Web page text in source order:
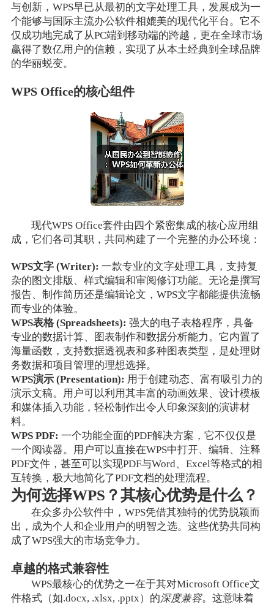
与创新，WPS早已从最初的文字处理工具，发展成为一
个能够与国际主流办公软件相媲美的现代化平台。它不
仅成功地完成了从PC端到移动端的跨越，更在全球市场
赢得了数亿用户的信赖，实现了从本土经典到全球品牌
的华丽蜕变。
WPS Office的核心组件
现代WPS Office套件由四个紧密集成的核心应用组
成，它们各司其职，共同构建了一个完整的办公环境：
WPS文字 (Writer): 一款专业的文字处理工具，支持复
杂的图文排版、样式编辑和审阅修订功能。无论是撰写
报告、制作简历还是编辑论文，WPS文字都能提供流畅
而专业的体验。
WPS表格 (Spreadsheets): 强大的电子表格程序，具备
专业的数据计算、图表制作和数据分析能力。它内置了
海量函数，支持数据透视表和多种图表类型，是处理财
务数据和项目管理的理想选择。
WPS演示 (Presentation): 用于创建动态、富有吸引力的
演示文稿。用户可以利用其丰富的动画效果、设计模板
和媒体插入功能，轻松制作出令人印象深刻的演讲材
料。
WPS PDF: 一个功能全面的PDF解决方案，它不仅仅是
一个阅读器。用户可以直接在WPS中打开、编辑、注释
PDF文件，甚至可以实现PDF与Word、Excel等格式的相
互转换，极大地简化了PDF文档的处理流程。
为何选择WPS？其核心优势是什么？
在众多办公软件中，WPS凭借其独特的优势脱颖而
出，成为个人和企业用户的明智之选。这些优势共同构
成了WPS强大的市场竞争力。
卓越的格式兼容性
WPS最核心的优势之一在于其对Microsoft Office文
件格式（如.docx, .xlsx, .pptx）的深度兼容。这意味着